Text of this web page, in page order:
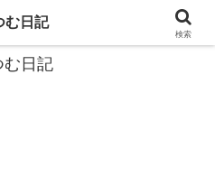
ライフ🎓『こつむ日記』🐌
む日記
む日記
検索